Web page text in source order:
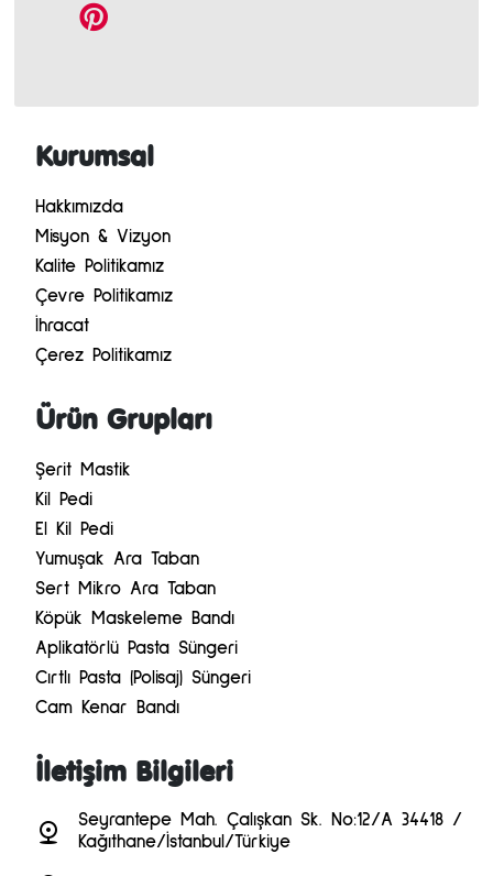
Kurumsal
Hakkımızda
Misyon & Vizyon
Kalite Politikamız
Çevre Politikamız
İhracat
Çerez Politikamız
Ürün Grupları
Şerit Mastik
Kil Pedi
El Kil Pedi
Yumuşak Ara Taban
Sert Mikro Ara Taban
Köpük Maskeleme Bandı
Aplikatörlü Pasta Süngeri
Cırtlı Pasta (Polisaj) Süngeri
Cam Kenar Bandı
İletişim Bilgileri
Seyrantepe Mah. Çalışkan Sk. No:12/A 34418 /
Kağıthane/İstanbul/Türkiye